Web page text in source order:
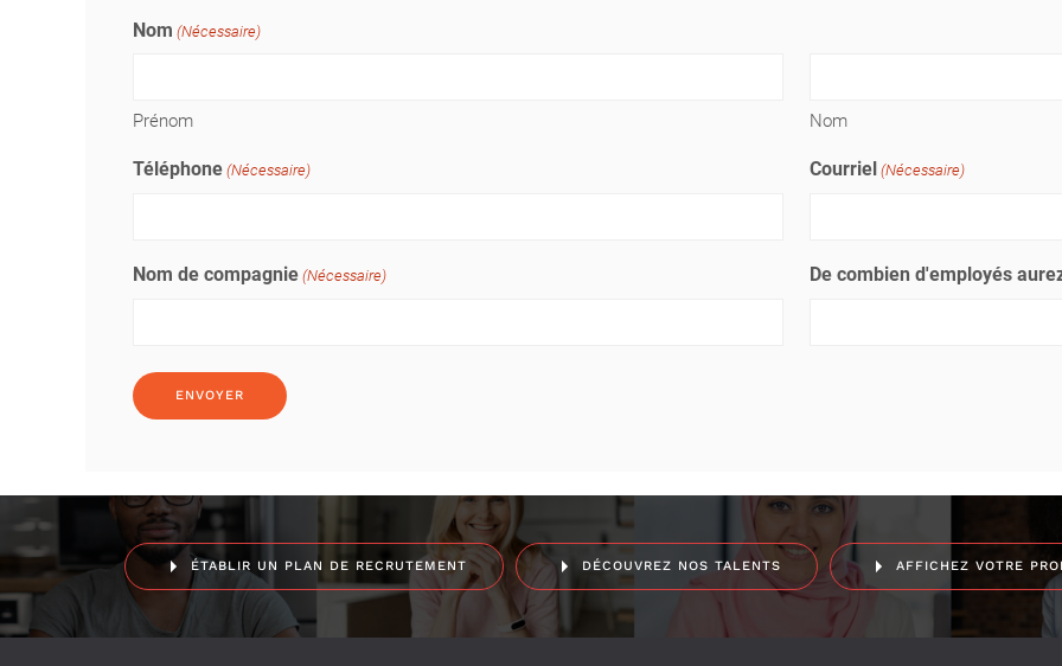
Nom (Nécessaire)
Prénom Nom
Téléphone (Nécessaire) Courriel (Nécessaire)
Nom de compagnie (Nécessaire) De combien d'employés
ÉTABLIR UN PLAN DE RECRUTEMENT DÉCOUVREZ NOS TALENTS AFFICHEZ VOTRE